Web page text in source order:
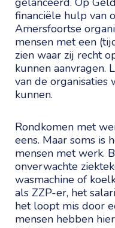
financiële hulp van
Amersfoortse
mensen met een
zien waar zij recht
kunnen aanvragen.
van de organisaties
kunnen.
Rondkomen met
eens. Maar soms is
mensen met werk.
onverwachte
wasmachine of
als ZZP-er, het
het loopt mis door
mensen hebben